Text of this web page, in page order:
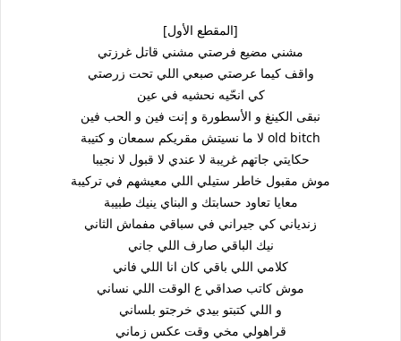
[المقطع الأول]
مشني مضيع فرصتي مشني قاتل غرزتي
واقف كيما عرصتي صبعي اللي تحت زرصتي
كي انحّيه نحشيه في عين
نبقى الكينغ و الأسطورة و إنت فين و الحب فين
لا ما نسيتش مقريكم سمعان و كتيبة old bitch
حكايتي جاتهم غريبة لا عندي لا قبول لا نجيبا
موش مقبول خاطر ستيلي اللي معيشهم في تركيبة
معايا تعاود حسابتك و البناي ينيك طبيبة
زندياني كي جيراني في سباقي مفماش الثاني
نيك الباقي صارف اللي جاني
كلامي اللي باقي كان انا اللي فاني
موش كاتب صداقي ع الوقت اللي نساني
و اللي كتبتو بيدي خرجتو بلساني
قراهولي مخي وقت عكس زماني